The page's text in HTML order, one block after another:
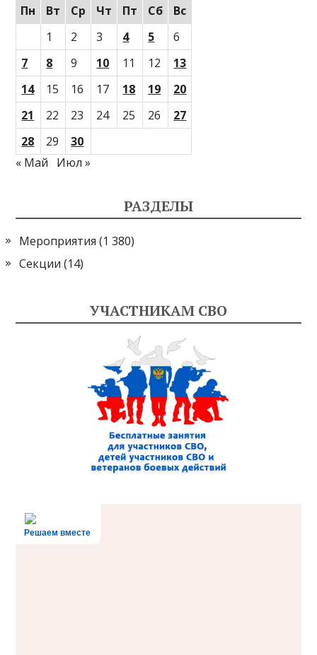
Пн Вт Ср Чт Пт Сб
Вс
1
2 3 4 5
6
7
8 9 10 11 12
13
14
15 16 17 18 19
20
21
22 23 24 25 26
27
28
29
30
« Май
Июл »
РАЗДЕЛЫ
Мероприятия (1 380)
Секции (14)
УЧАСТНИКАМ СВО
Решаем вместе